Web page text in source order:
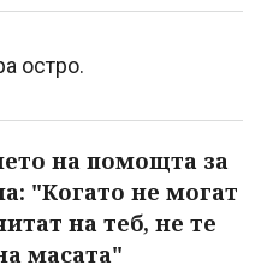
остро.
на помощта за
"Когато не могат
на теб, не те
масата"